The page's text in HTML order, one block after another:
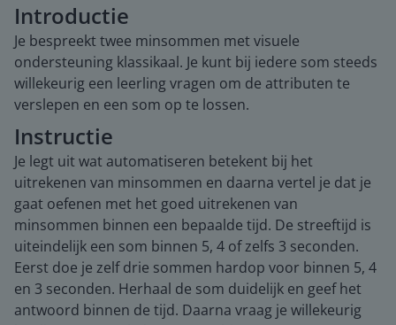
Introductie
Je bespreekt twee minsommen met visuele
ondersteuning klassikaal. Je kunt bij iedere som steeds
willekeurig een leerling vragen om de attributen te
verslepen en een som op te lossen.
Instructie
Je legt uit wat automatiseren betekent bij het
uitrekenen van minsommen en daarna vertel je dat je
gaat oefenen met het goed uitrekenen van
minsommen binnen een bepaalde tijd. De streeftijd is
uiteindelijk een som binnen 5, 4 of zelfs 3 seconden.
Eerst doe je zelf drie sommen hardop voor binnen 5, 4
en 3 seconden. Herhaal de som duidelijk en geef het
antwoord binnen de tijd. Daarna vraag je willekeurig